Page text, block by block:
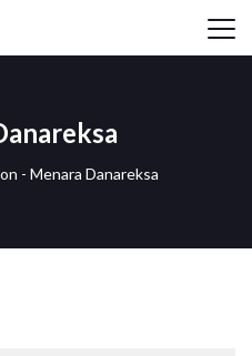
- Menara Danareksa